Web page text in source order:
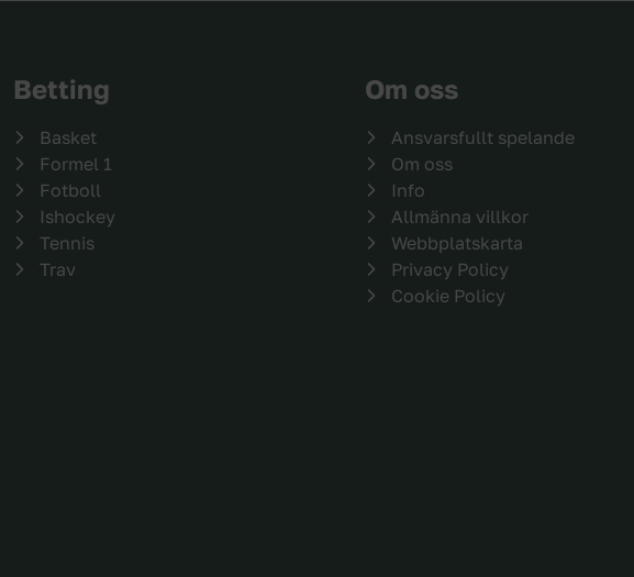
Betting
Basket
Formel 1
Fotboll
Ishockey
Tennis
Trav
Om oss
Ansvarsfullt spelande
Om oss
Info
Allmänna villkor
Webbplatskarta
Privacy Policy
Cookie Policy